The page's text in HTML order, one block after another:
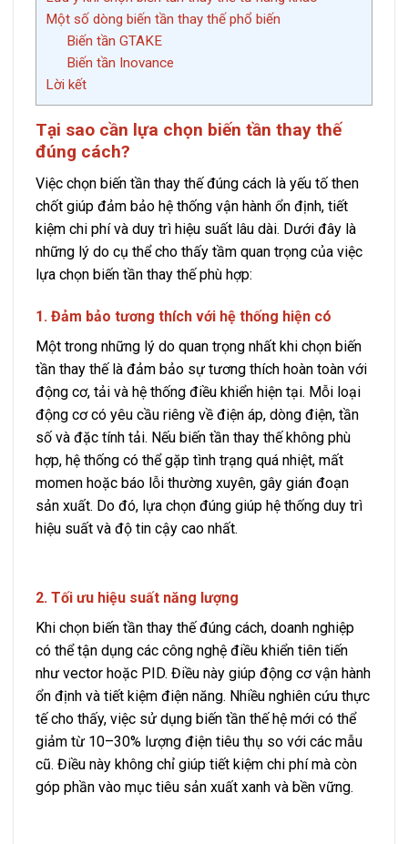
Một số dòng biến tần thay thế phổ biến
Biến tần GTAKE
Biến tần Inovance
Lời kết
Tại sao cần lựa chọn biến tần thay thế
đúng cách?
Việc chọn biến tần thay thế đúng cách là yếu tố then
chốt giúp đảm bảo hệ thống vận hành ổn định, tiết
kiệm chi phí và duy trì hiệu suất lâu dài. Dưới đây là
những lý do cụ thể cho thấy tầm quan trọng của việc
lựa chọn biến tần thay thế phù hợp:
1. Đảm bảo tương thích với hệ thống hiện có
Một trong những lý do quan trọng nhất khi chọn biến
tần thay thế là đảm bảo sự tương thích hoàn toàn với
động cơ, tải và hệ thống điều khiển hiện tại. Mỗi loại
động cơ có yêu cầu riêng về điện áp, dòng điện, tần
số và đặc tính tải. Nếu biến tần thay thế không phù
hợp, hệ thống có thể gặp tình trạng quá nhiệt, mất
momen hoặc báo lỗi thường xuyên, gây gián đoạn
sản xuất. Do đó, lựa chọn đúng giúp hệ thống duy trì
hiệu suất và độ tin cậy cao nhất.
2. Tối ưu hiệu suất năng lượng
Khi chọn biến tần thay thế đúng cách, doanh nghiệp
có thể tận dụng các công nghệ điều khiển tiên tiến
như vector hoặc PID. Điều này giúp động cơ vận hành
ổn định và tiết kiệm điện năng. Nhiều nghiên cứu thực
tế cho thấy, việc sử dụng biến tần thế hệ mới có thể
giảm từ 10–30% lượng điện tiêu thụ so với các mẫu
cũ. Điều này không chỉ giúp tiết kiệm chi phí mà còn
góp phần vào mục tiêu sản xuất xanh và bền vững.